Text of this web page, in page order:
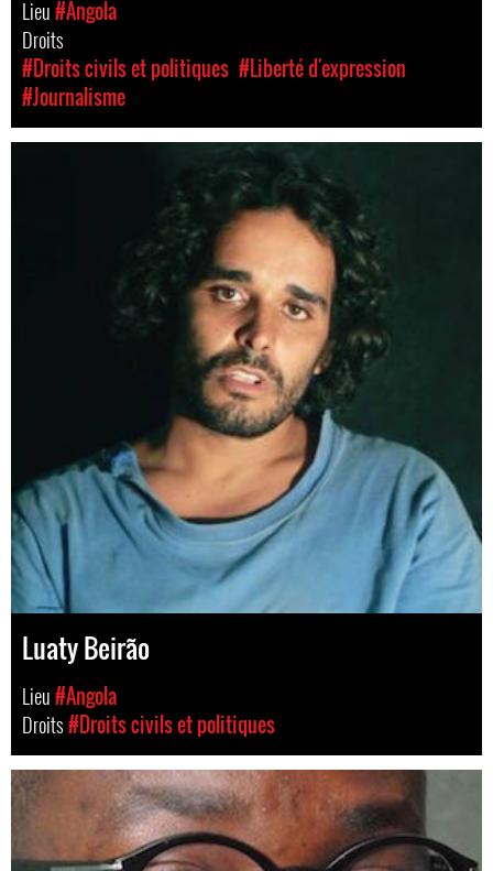
Lieu#Angola
Droits
#Droits civils et politiques #Liberté d'expression
#Journalisme
Luaty Beirão
Lieu#Angola
Droits#Droits civils et politiques